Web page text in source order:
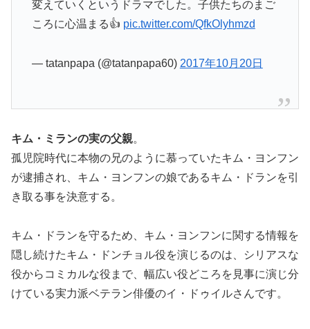
変えていくというドラマでした。子供たちのまご
ころに心温まる👍 pic.twitter.com/QfkOlyhmzd
— tatanpapa (@tatanpapa60) 2017年10月20日
キム・ミランの実の父親。
孤児院時代に本物の兄のように慕っていたキム・ヨンフン
が逮捕され、キム・ヨンフンの娘であるキム・ドランを引
き取る事を決意する。
キム・ドランを守るため、キム・ヨンフンに関する情報を
隠し続けたキム・ドンチョル役を演じるのは、シリアスな
役からコミカルな役まで、幅広い役どころを見事に演じ分
けている実力派ベテラン俳優のイ・ドゥイルさんです。